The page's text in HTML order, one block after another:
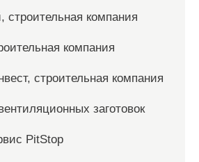
строительная компания
компания
строительная компания
заготовок
PitStop